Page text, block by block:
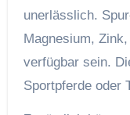
unerlässlich.
Magnesium,
verfügbar sein.
Sportpferde oder